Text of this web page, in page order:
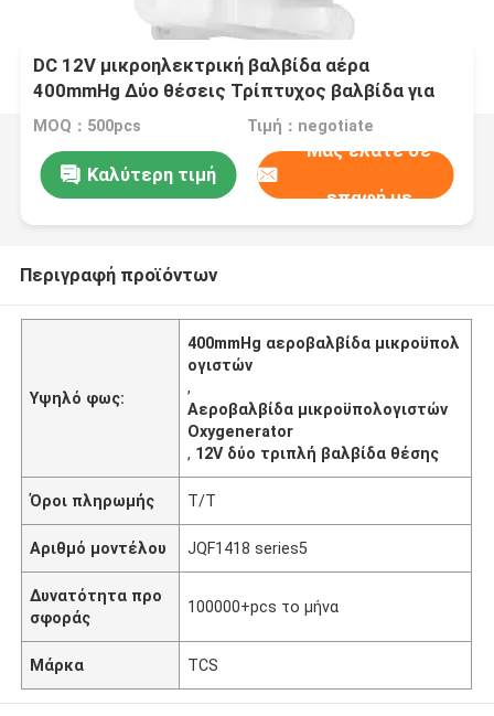
DC 12V μικροηλεκτρική βαλβίδα αέρα
400mmHg Δύο θέσεις Τρίπτυχος βαλβίδα για
οξυγονητήρα
MOQ：500pcs Τιμή：negotiate
Καλύτερη τιμή
Μας ελάτε σε
επαφή με
Περιγραφή προϊόντων
Υψηλό φως:
400mmHg αεροβαλβίδα μικροϋπολ
ογιστών
,
Αεροβαλβίδα μικροϋπολογιστών
Oxygenerator
, 12V δύο τριπλή βαλβίδα θέσης
Όροι πληρωμής T/T
Αριθμό μοντέλου JQF1418 series5
Δυνατότητα προ
σφοράς
100000+pcs το μήνα
Μάρκα TCS